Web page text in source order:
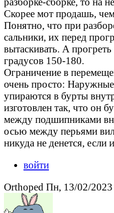
Скорее мот продашь,
Понятно, что при
сальники, их перед
вытаскивать. А
градусов 150-180.
Ограничение в
очень просто:
упираются в бурты
изготовлен так, что он
между подшипниками
осью между перьями
никуда не денется,
войти
Orthoped Пн, 13/02/